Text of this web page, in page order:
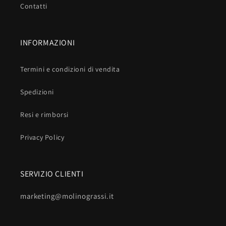
Contatti
INFORMAZIONI
Termini e condizioni di vendita
Spedizioni
Resi e rimborsi
Privacy Policy
SERVIZIO CLIENTI
marketing@molinograssi.it